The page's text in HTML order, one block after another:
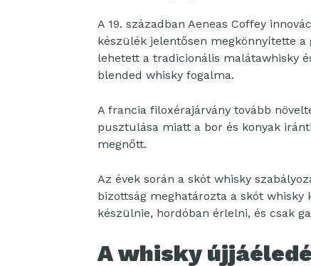
A 19. században Aeneas Coffey
készülék jelentősen megkönnyítette
lehetett a tradicionális malátawhisky
blended whisky fogalma.
A francia filoxérajárvány tovább
pusztulása miatt a bor és konyak
megnőtt.
Az évek során a skót whisky
bizottság meghatározta a skót
készülnie, hordóban érlelni, és csak
A whisky